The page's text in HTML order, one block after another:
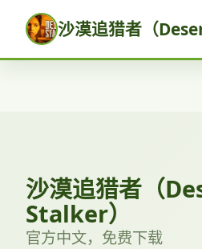
沙漠追猎者（
沙漠追猎者（
Stalker）
官方中文，免费下载